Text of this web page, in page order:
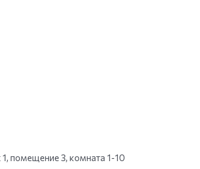
помещение 3, комната 1-10